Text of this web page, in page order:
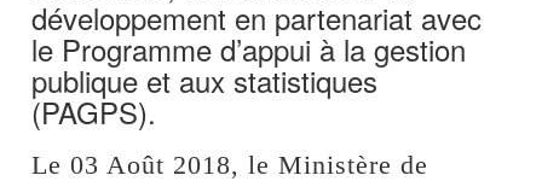
développement en partenariat avec
le Programme d’appui à la gestion
publique et aux statistiques
(PAGPS).
Le 03 Août 2018, le Ministère de